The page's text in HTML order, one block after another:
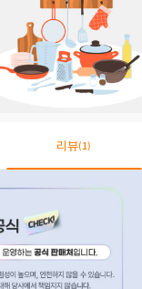
리뷰(1)